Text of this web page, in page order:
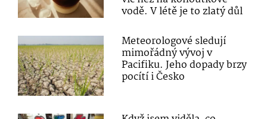
vodě. V létě je to zlatý důl
Meteorologové sledují
mimořádný vývoj v
Pacifiku. Jeho dopady brzy
pocítí i Česko